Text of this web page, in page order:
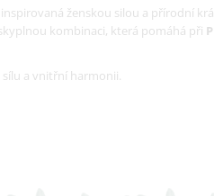
inspirovaná ženskou silou a přírodní
kombinaci, která pomáhá při
sílu a vnitřní harmonii.